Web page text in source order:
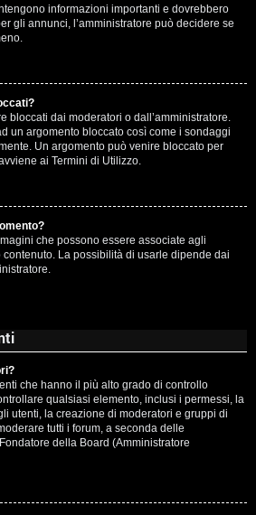
informazioni importanti e dovrebbero
gli annunci, l’amministratore può decidere se
bloccati dai moderatori o dall’amministratore.
un argomento bloccato così come i sondaggi
Un argomento può venire bloccato per
ai Termini di Utilizzo.
che possono essere associate agli
La possibilità di usarle dipende dai
che hanno il più alto grado di controllo
qualsiasi elemento, inclusi i permessi, la
utenti, la creazione di moderatori e gruppi di
tutti i forum, a seconda delle
della Board (Amministratore